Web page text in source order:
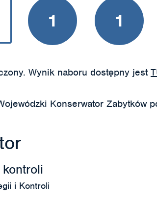
1 1
Wynik naboru dostępny jest
Konserwator Zabytków
i Kontroli